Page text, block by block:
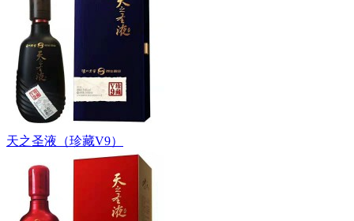
天之圣液（珍藏V9）